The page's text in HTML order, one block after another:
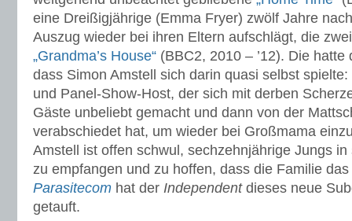
eine Dreißigjährige (Emma Fryer) zwölf Jahre
Auszug wieder bei ihren Eltern aufschlägt, die
„Grandma’s House“ (BBC2, 2010 – ’12). Die
dass Simon Amstell sich darin quasi selbst
und Panel-Show-Host, der sich mit derben
Gäste unbeliebt gemacht und dann von der
verabschiedet hat, um wieder bei Großmama
Amstell ist offen schwul, sechzehnjährige Jungs
zu empfangen und zu hoffen, dass die Familie
Parasitecom hat der Independentdieses neue
getauft.